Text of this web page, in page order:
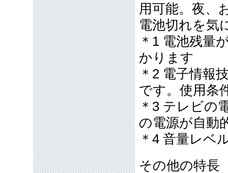
用可能。夜、
電池切れを気
＊1 電池残量
かります
＊2 電子情報
です。使用条
＊3 テレビの
の電源が自動
＊4 音量レベ
その他の特長